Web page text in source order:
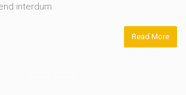
interdum.
Read More